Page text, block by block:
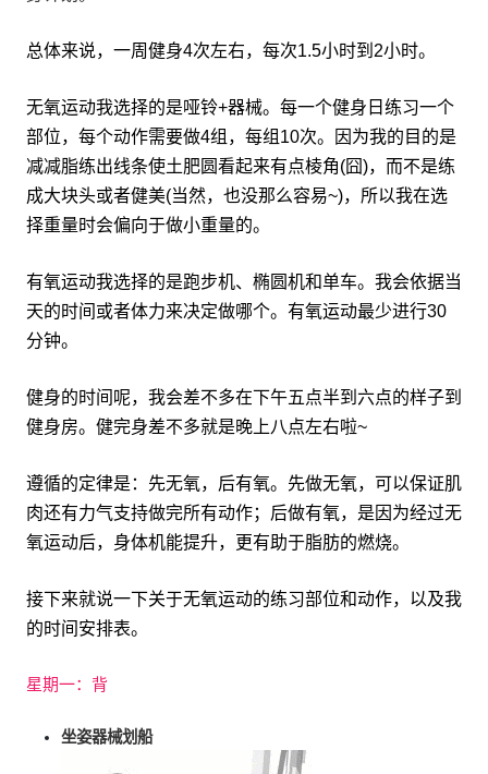
总体来说，一周健身4次左右，每次1.5小时到2小时。
无氧运动我选择的是哑铃+器械。每一个健身日练习一个
部位，每个动作需要做4组，每组10次。因为我的目的是
减减脂练出线条使土肥圆看起来有点棱角(囧)，而不是练
成大块头或者健美(当然，也没那么容易~)，所以我在选
择重量时会偏向于做小重量的。
有氧运动我选择的是跑步机、椭圆机和单车。我会依据当
天的时间或者体力来决定做哪个。有氧运动最少进行30
分钟。
健身的时间呢，我会差不多在下午五点半到六点的样子到
健身房。健完身差不多就是晚上八点左右啦~
遵循的定律是：先无氧，后有氧。先做无氧，可以保证肌
肉还有力气支持做完所有动作；后做有氧，是因为经过无
氧运动后，身体机能提升，更有助于脂肪的燃烧。
接下来就说一下关于无氧运动的练习部位和动作，以及我
的时间安排表。
星期一：背
坐姿器械划船